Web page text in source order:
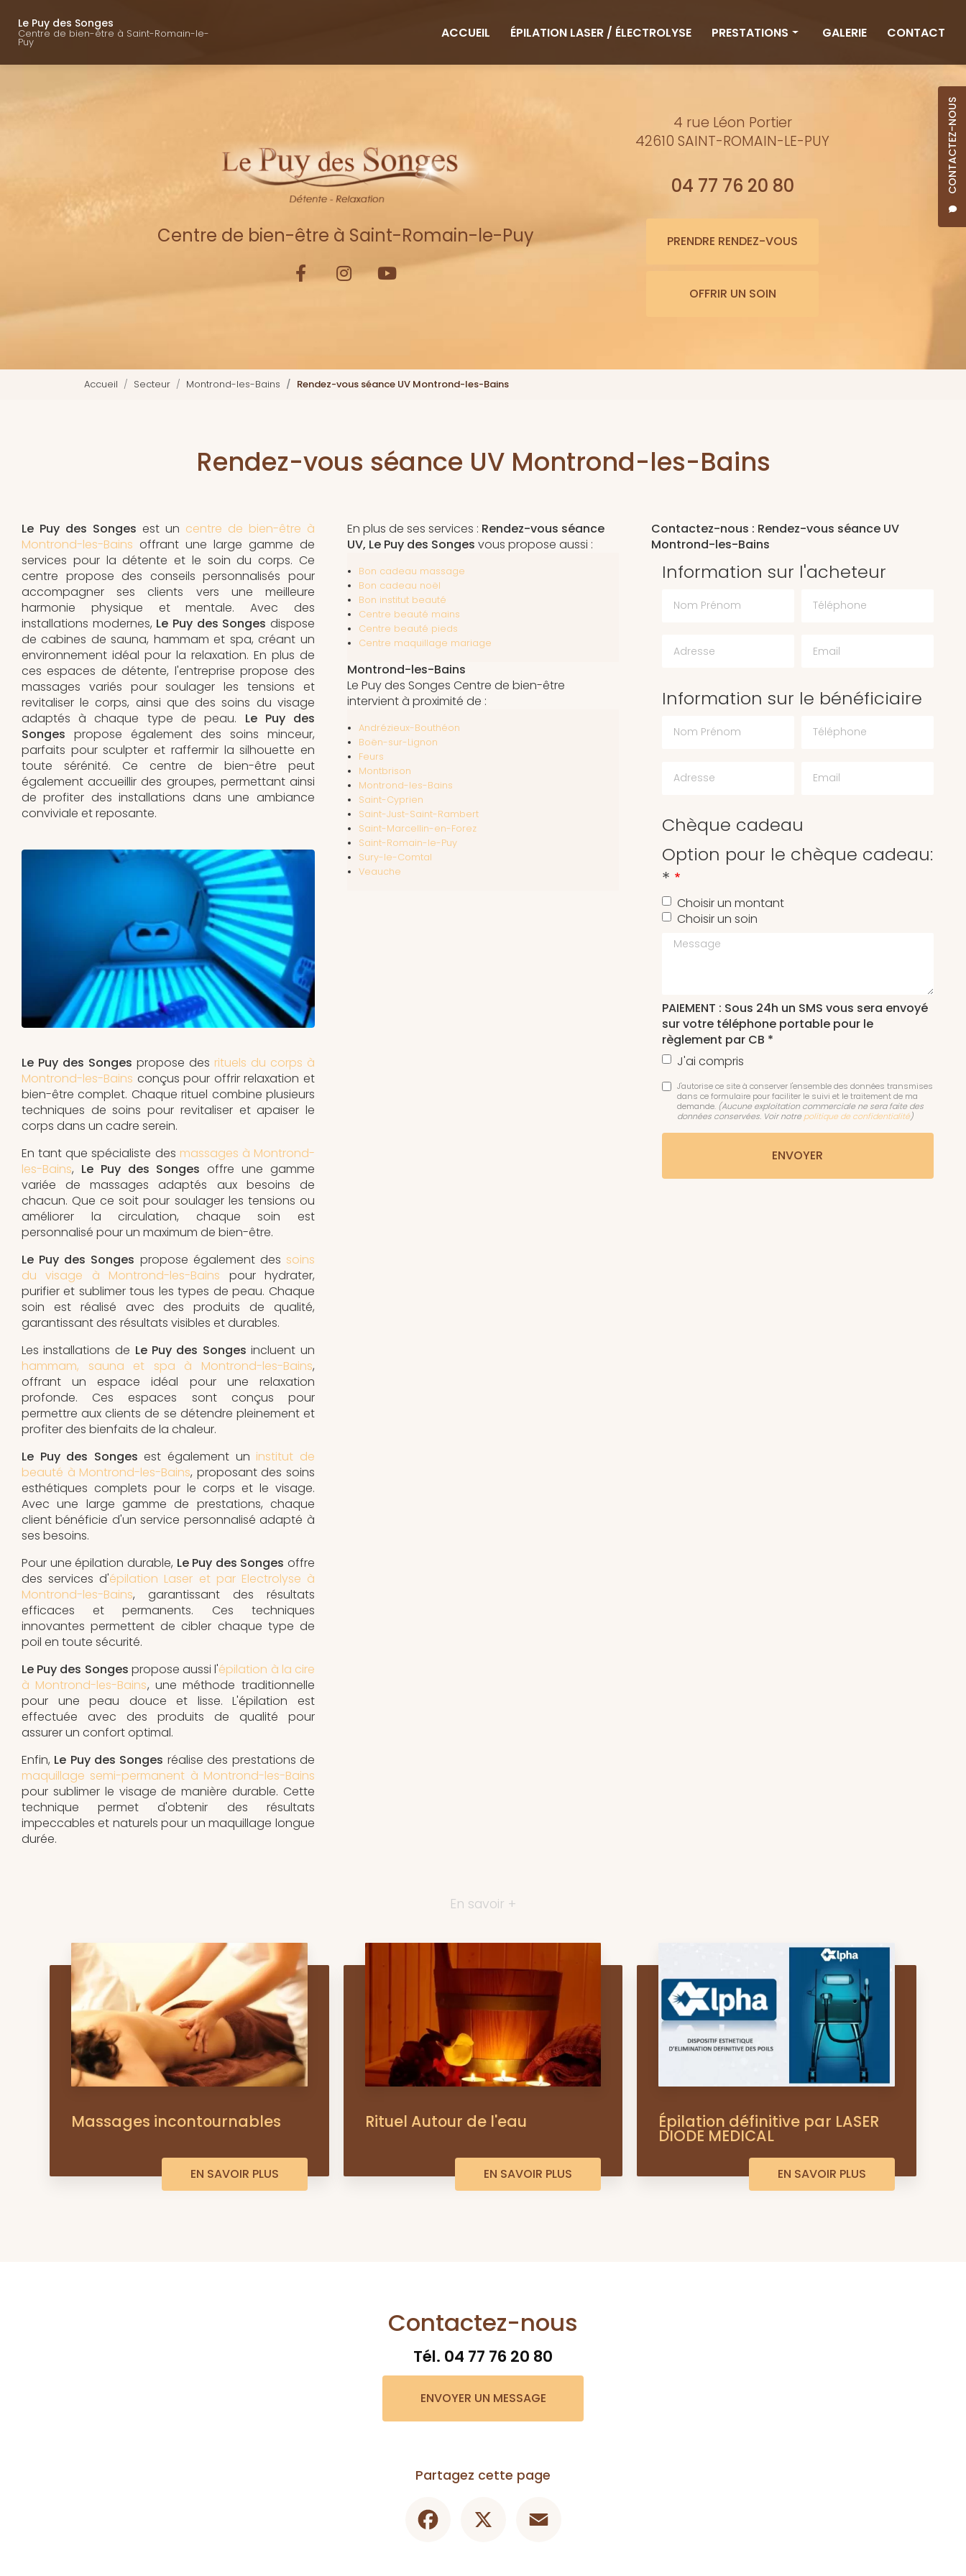
contenu
Le Puy des Songes
Centre de bien-être à Saint-Romain-le-
Puy
CONTACTEZ-NOUS
ACCUEIL
ÉPILATION LASER / ÉLECTROLYSE PRESTATIONS
Minceur
Bienfaits de l'eau
GALERIE CONTACT
Centre de bien-être à Saint-Romain-le-Puy
4 rue Léon Portier
42610 SAINT-ROMAIN-LE-PUY
04 77 76 20 80
PRENDRE RENDEZ-VOUS
OFFRIR UN SOIN
Accueil Secteur Montrond-les-Bains Rendez-vous séance UV Montrond-les-Bains
Rendez-vous séance UV Montrond-les-Bains
Le Puy des Songes est un centre de bien-être à
Montrond-les-Bains offrant une large gamme de
services pour la détente et le soin du corps. Ce
centre propose des conseils personnalisés pour
accompagner ses clients vers une meilleure
harmonie physique et mentale. Avec des
installations modernes, Le Puy des Songes dispose
de cabines de sauna, hammam et spa, créant un
environnement idéal pour la relaxation. En plus de
ces espaces de détente, l'entreprise propose des
massages variés pour soulager les tensions et
revitaliser le corps, ainsi que des soins du visage
adaptés à chaque type de peau. Le Puy des
Songes propose également des soins minceur,
parfaits pour sculpter et raffermir la silhouette en
toute sérénité. Ce centre de bien-être peut
également accueillir des groupes, permettant ainsi
de profiter des installations dans une ambiance
conviviale et reposante.
Le Puy des Songes propose des rituels du corps à
Montrond-les-Bains conçus pour offrir relaxation et
bien-être complet. Chaque rituel combine plusieurs
techniques de soins pour revitaliser et apaiser le
corps dans un cadre serein.
En tant que spécialiste des massages à Montrond-
les-Bains, Le Puy des Songes offre une gamme
variée de massages adaptés aux besoins de
chacun. Que ce soit pour soulager les tensions ou
améliorer la circulation, chaque soin est
personnalisé pour un maximum de bien-être.
Le Puy des Songes propose également des soins
du visage à Montrond-les-Bains pour hydrater,
purifier et sublimer tous les types de peau. Chaque
soin est réalisé avec des produits de qualité,
garantissant des résultats visibles et durables.
Les installations de Le Puy des Songes incluent un
hammam, sauna et spa à Montrond-les-Bains,
offrant un espace idéal pour une relaxation
profonde. Ces espaces sont conçus pour
permettre aux clients de se détendre pleinement et
profiter des bienfaits de la chaleur.
Le Puy des Songes est également un institut de
beauté à Montrond-les-Bains, proposant des soins
esthétiques complets pour le corps et le visage.
Avec une large gamme de prestations, chaque
client bénéficie d'un service personnalisé adapté à
ses besoins.
Pour une épilation durable, Le Puy des Songes offre
des services d'épilation Laser et par Electrolyse à
Montrond-les-Bains, garantissant des résultats
efficaces et permanents. Ces techniques
innovantes permettent de cibler chaque type de
poil en toute sécurité.
Le Puy des Songes propose aussi l'épilation à la cire
à Montrond-les-Bains, une méthode traditionnelle
pour une peau douce et lisse. L'épilation est
effectuée avec des produits de qualité pour
assurer un confort optimal.
Enfin, Le Puy des Songes réalise des prestations de
maquillage semi-permanent à Montrond-les-Bains
pour sublimer le visage de manière durable. Cette
technique permet d'obtenir des résultats
impeccables et naturels pour un maquillage longue
durée.
En plus de ses services : Rendez-vous séance
UV, Le Puy des Songes vous propose aussi :
Bon cadeau massage
Bon cadeau noël
Bon institut beauté
Centre beauté mains
Centre beauté pieds
Centre maquillage mariage
Montrond-les-Bains
Le Puy des Songes Centre de bien-être
intervient à proximité de :
Andrézieux-Bouthéon
Boën-sur-Lignon
Feurs
Montbrison
Montrond-les-Bains
Saint-Cyprien
Saint-Just-Saint-Rambert
Saint-Marcellin-en-Forez
Saint-Romain-le-Puy
Sury-le-Comtal
Veauche
Contactez-nous : Rendez-vous séance UV
Montrond-les-Bains
Information sur l'acheteur
Information sur le bénéficiaire
Chèque cadeau
Option pour le chèque cadeau:
*
Choisir un montant
Choisir un soin
Message
PAIEMENT : Sous 24h un SMS vous sera envoyé
sur votre téléphone portable pour le
règlement par CB *
J'ai compris
J'autorise ce site à conserver l'ensemble des données transmises
dans ce formulaire pour faciliter le suivi et le traitement de ma
demande. (Aucune exploitation commerciale ne sera faite des
données conservées. Voir notre politique de confidentialité)
En savoir +
Massages incontournables
EN SAVOIR PLUS
Rituel Autour de l'eau
EN SAVOIR PLUS
Épilation définitive par LASER
DIODE MEDICAL
EN SAVOIR PLUS
Contactez-nous
Tél. 04 77 76 20 80
ENVOYER UN MESSAGE
Partagez cette page